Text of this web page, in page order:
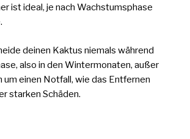
ist ideal, je nach Wachstumsphase
deinen Kaktus niemals während
also in den Wintermonaten, außer
um einen Notfall, wie das Entfernen
starken Schäden.